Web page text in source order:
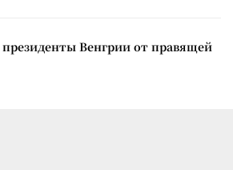
президенты Венгрии от правящей